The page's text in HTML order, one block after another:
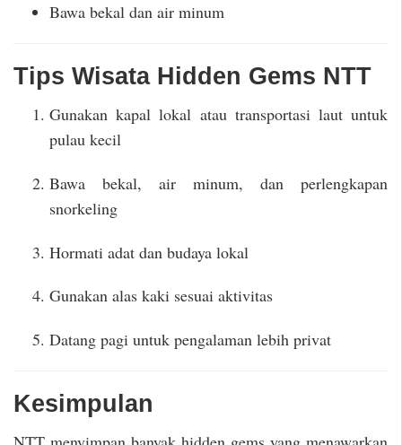
Bawa bekal dan air minum
Tips Wisata Hidden Gems NTT
Gunakan kapal lokal atau transportasi laut untuk
pulau kecil
Bawa bekal, air minum, dan perlengkapan
snorkeling
Hormati adat dan budaya lokal
Gunakan alas kaki sesuai aktivitas
Datang pagi untuk pengalaman lebih privat
Kesimpulan